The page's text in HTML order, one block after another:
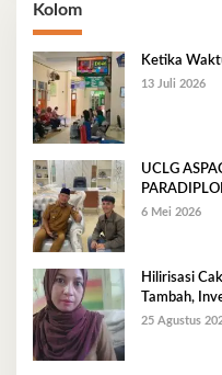
Kolom
Ketika
13 Juli 2026
UCLG
6 Mei 2026
Hilirisasi
Tambah,
25 Agustus